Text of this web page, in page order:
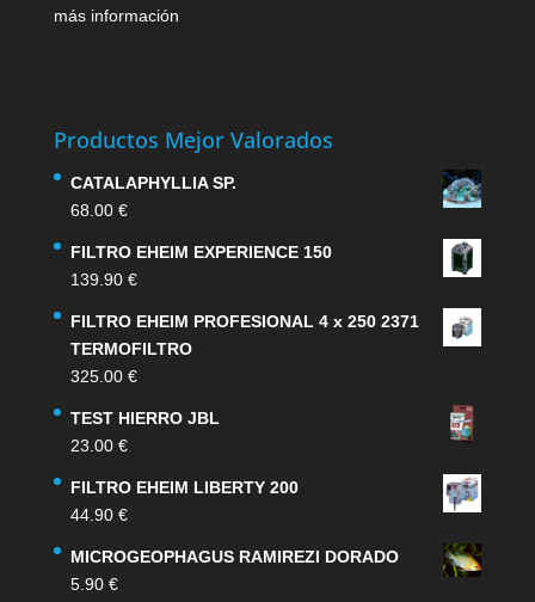
más información
Productos Mejor Valorados
CATALAPHYLLIA SP.
68.00 €
FILTRO EHEIM EXPERIENCE 150
139.90 €
FILTRO EHEIM PROFESIONAL 4 x 250 2371
TERMOFILTRO
325.00 €
TEST HIERRO JBL
23.00 €
FILTRO EHEIM LIBERTY 200
44.90 €
MICROGEOPHAGUS RAMIREZI DORADO
5.90 €